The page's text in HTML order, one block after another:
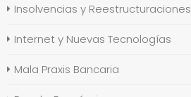
Insolvencias y Reestructuraciones
Internet y Nuevas Tecnologías
Mala Praxis Bancaria